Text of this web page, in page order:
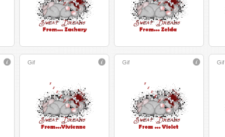
Gif Gif Gif